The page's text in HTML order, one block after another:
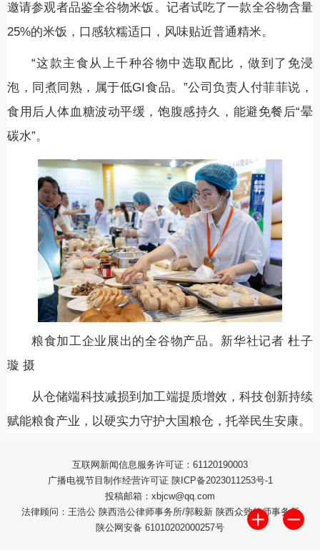
邀请参观者品鉴全谷物米饭。记者试吃了一款全谷物含量
25%的米饭，口感软糯适口，风味贴近普通精米。
“这款主食从上千种谷物中选取配比，做到了免浸
泡，同煮同熟，属于低GI食品。”公司负责人付菲菲说，
食用后人体血糖波动平缓，饱腹感持久，能避免餐后“晕
碳水”。
粮食加工企业展出的全谷物产品。新华社记者 杜子
璇 摄
从仓储端科技减损到加工端提质增效，科技创新持续
赋能粮食产业，以硬实力守护大国粮仓，托举民生安康。
互联网新闻信息服务许可证：61120190003
广播电视节目制作经营许可证 陕ICP备2023011253号-1
投稿邮箱：xbjcw@qq.com
法律顾问：王浩公 陕西浩公律师事务所/郭毅新 陕西众致律师事务所
陕公网安备 61010202000257号